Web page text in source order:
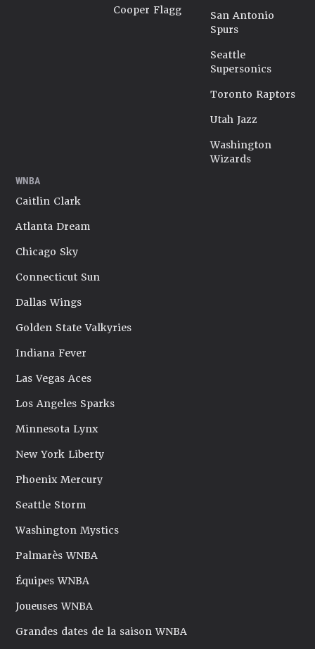
Cooper Flagg
San Antonio
Spurs
Seattle
Supersonics
Toronto Raptors
Utah Jazz
Washington
Wizards
WNBA
Caitlin Clark
Atlanta Dream
Chicago Sky
Connecticut Sun
Dallas Wings
Golden State Valkyries
Indiana Fever
Las Vegas Aces
Los Angeles Sparks
Minnesota Lynx
New York Liberty
Phoenix Mercury
Seattle Storm
Washington Mystics
Palmarès WNBA
Équipes WNBA
Joueuses WNBA
Grandes dates de la saison WNBA